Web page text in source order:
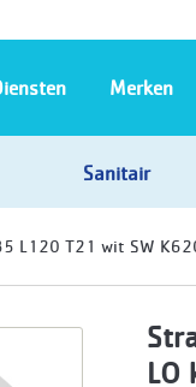
Sanitair
Merken
L120 T21 wit SW
LO